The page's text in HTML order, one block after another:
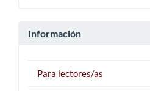
Información
Para lectores/as